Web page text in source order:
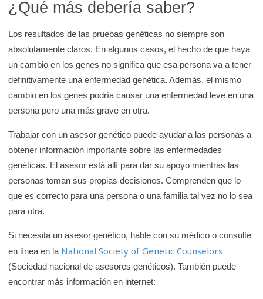
¿Qué más debería saber?
Los resultados de las pruebas genéticas no siempre son
absolutamente claros. En algunos casos, el hecho de que haya
un cambio en los genes no significa que esa persona va a tener
definitivamente una enfermedad genética. Además, el mismo
cambio en los genes podría causar una enfermedad leve en una
persona pero una más grave en otra.
Trabajar con un asesor genético puede ayudar a las personas a
obtener información importante sobre las enfermedades
genéticas. El asesor está allí para dar su apoyo mientras las
personas toman sus propias decisiones. Comprenden que lo
que es correcto para una persona o una familia tal vez no lo sea
para otra.
Si necesita un asesor genético, hable con su médico o consulte
en línea en la National Society of Genetic Counselors
(Sociedad nacional de asesores genéticos). También puede
encontrar más información en internet: